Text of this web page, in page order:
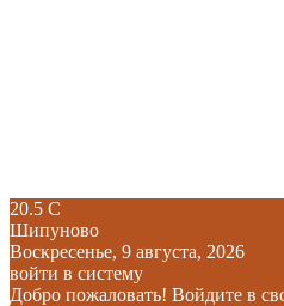
20.5 C
Шипуново
Воскресенье, 9 августа, 2026
войти в систему
Добро пожаловать! Войдите в